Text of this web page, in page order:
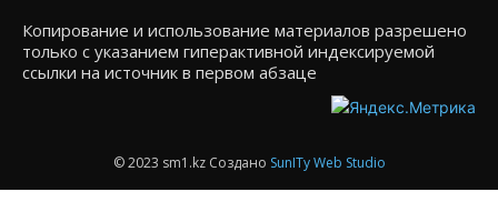
Копирование и использование материалов разрешено
только с указанием гиперактивной индексируемой
ссылки на источник в первом абзаце
© 2023 sm1.kz Создано SunITy Web Studio